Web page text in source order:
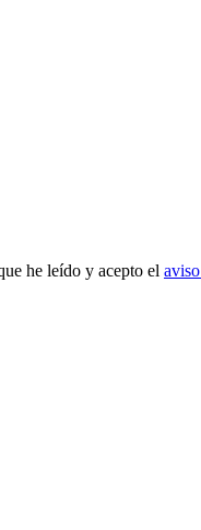
he leído y acepto el